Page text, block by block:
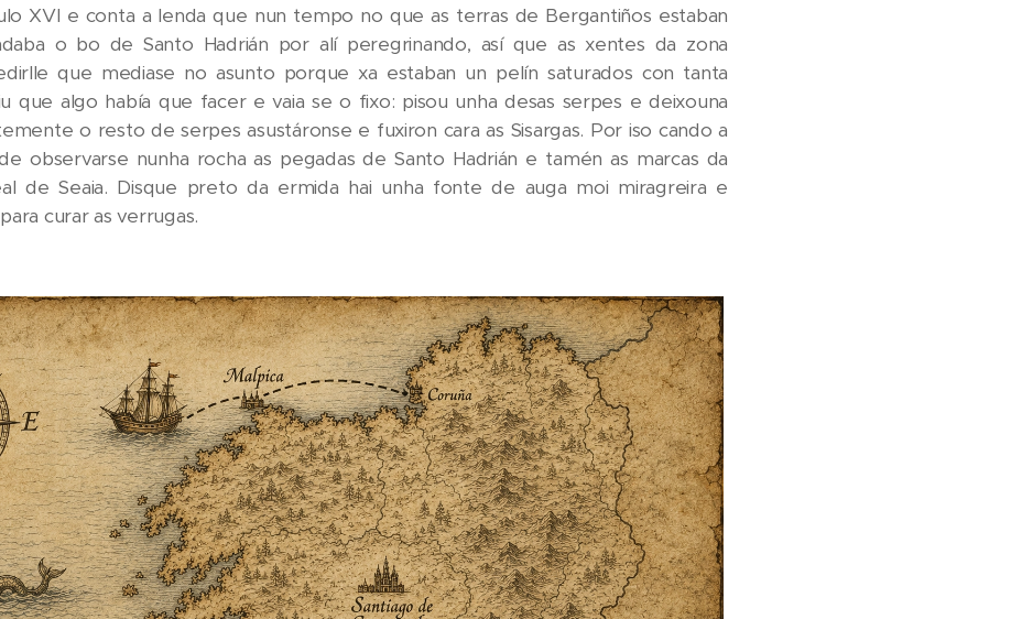
XVI e conta a lenda que nun tempo no que as terras de Bergantiños estaban
o bo de Santo Hadrián por alí peregrinando, así que as xentes da zona
que mediase no asunto porque xa estaban un pelín saturados con tanta
que algo había que facer e vaia se o fixo: pisou unha desas serpes e deixouna
o resto de serpes asustáronse e fuxiron cara as Sisargas. Por iso cando a
observarse nunha rocha as pegadas de Santo Hadrián e tamén as marcas da
de Seaia. Disque preto da ermida hai unha fonte de auga moi miragreira e
curar as verrugas.